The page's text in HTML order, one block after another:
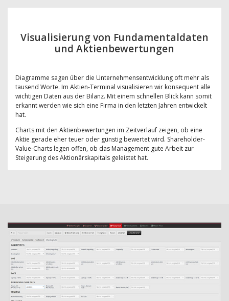
Visualisierung von Fundamentaldaten
und Aktienbewertungen
Diagramme sagen über die Unternehmensentwicklung oft mehr als
tausend Worte. Im Aktien-Terminal visualisieren wir konsequent alle
wichtigen Daten aus der Bilanz. Mit einem schnellen Blick kann somit
erkannt werden wie sich eine Firma in den letzten Jahren entwickelt
hat.
Charts mit den Aktienbewertungen im Zeitverlauf zeigen, ob eine
Aktie gerade eher teuer oder günstig bewertet wird. Shareholder-
Value-Charts legen offen, ob das Management gute Arbeit zur
Steigerung des Aktionärskapitals geleistet hat.